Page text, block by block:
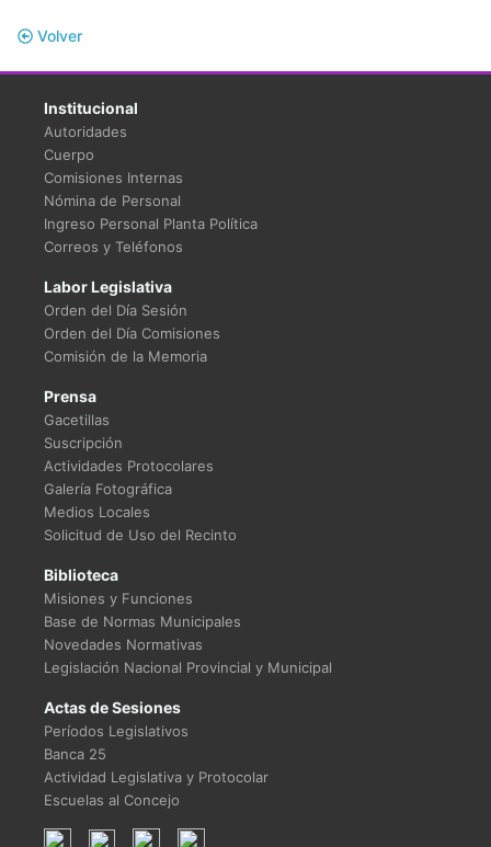
Volver
Institucional
Autoridades
Cuerpo
Comisiones Internas
Nómina de Personal
Ingreso Personal Planta Política
Correos y Teléfonos
Labor Legislativa
Orden del Día Sesión
Orden del Día Comisiones
Comisión de la Memoria
Prensa
Gacetillas
Suscripción
Actividades Protocolares
Galería Fotográfica
Medios Locales
Solicitud de Uso del Recinto
Biblioteca
Misiones y Funciones
Base de Normas Municipales
Novedades Normativas
Legislación Nacional Provincial y Municipal
Actas de Sesiones
Períodos Legislativos
Banca 25
Actividad Legislativa y Protocolar
Escuelas al Concejo